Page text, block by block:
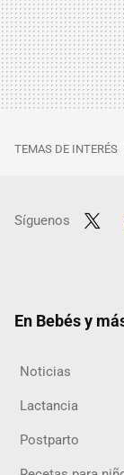
TEMAS DE INTERÉS
Síguenos
En Bebés y
Noticias
Lactancia
Postparto